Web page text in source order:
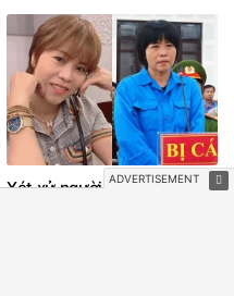
Xét xử người phụ nữ giết